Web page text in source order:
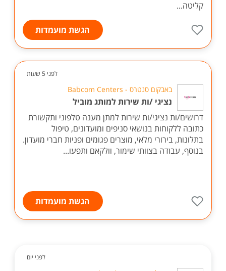
קליטה...
הגשת מועמדות
לפני 5 שעות
באבקום סנטרס - Babcom Centers
נציגי /ות שירות למותג מוביל
דרושים/ות נציגי/ות שירות למתן מענה טלפוני ותקשורת
כתובה ללקוחות בנושאי סניפים ומועדונים, טיפול
בתלונות, בירורי מלאי, מוצרים פגומים ופניות חברי מועדון.
בנוסף, עבודה בצוותי שימור, וולקאם ותפעו...
הגשת מועמדות
לפני יום